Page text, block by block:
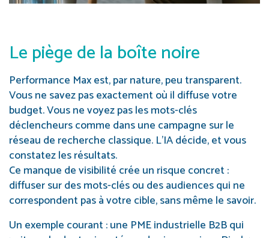
Le piège de la boîte noire
Performance Max est, par nature, peu transparent.
Vous ne savez pas exactement où il diffuse votre
budget. Vous ne voyez pas les mots-clés
déclencheurs comme dans une campagne sur le
réseau de recherche classique. L’IA décide, et vous
constatez les résultats.
Ce manque de visibilité crée un risque concret :
diffuser sur des mots-clés ou des audiences qui ne
correspondent pas à votre cible, sans même le savoir.
Un exemple courant : une PME industrielle B2B qui